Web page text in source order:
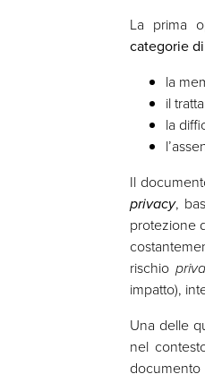
La prima
categorie
la
il
la
Il
privacy,
protezione
rischio
impatto),
Una delle
nel